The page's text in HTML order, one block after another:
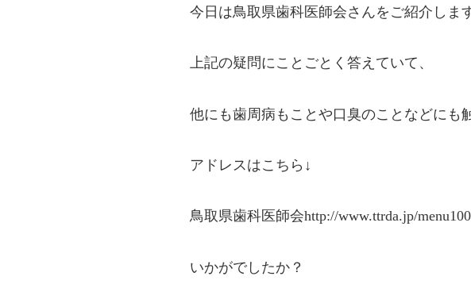
今日は鳥取県歯科医師会さんをご紹介しま
上記の疑問にことごとく答えていて、
他にも歯周病もことや口臭のことなどにも
アドレスはこちら↓
鳥取県歯科医師会http://www.ttrda.jp/
いかがでしたか？